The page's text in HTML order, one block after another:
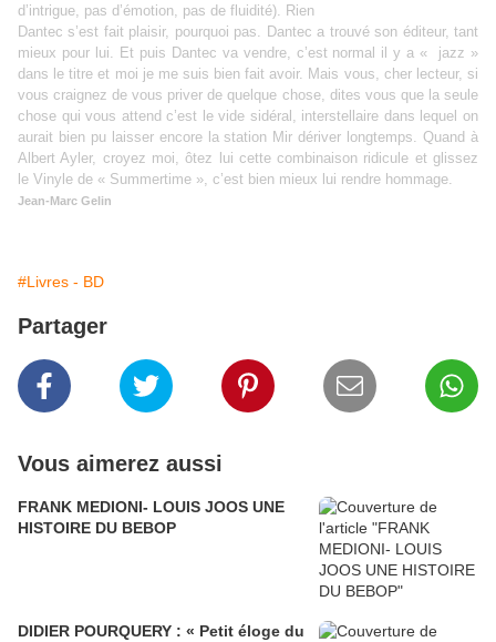
d’intrigue, pas d’émotion, pas de fluidité). Rien
Dantec s’est fait plaisir, pourquoi pas. Dantec a trouvé son éditeur, tant
mieux pour lui. Et puis Dantec va vendre, c’est normal il y a « jazz »
dans le titre et moi je me suis bien fait avoir. Mais vous, cher lecteur, si
vous craignez de vous priver de quelque chose, dites vous que la seule
chose qui vous attend c’est le vide sidéral, interstellaire dans lequel on
aurait bien pu laisser encore la station Mir dériver longtemps. Quand à
Albert Ayler, croyez moi, ôtez lui cette combinaison ridicule et glissez
le Vinyle de « Summertime », c’est bien mieux lui rendre hommage.
Jean-Marc Gelin
#Livres - BD
Partager
Vous aimerez aussi
FRANK MEDIONI- LOUIS JOOS UNE
HISTOIRE DU BEBOP
DIDIER POURQUERY : « Petit éloge du